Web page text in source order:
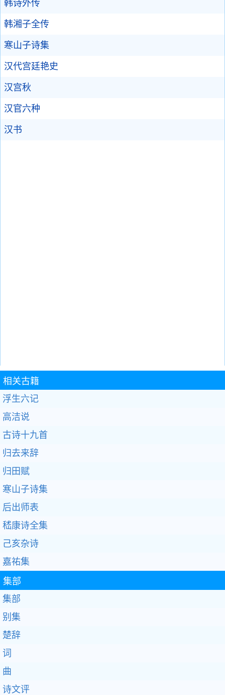
韩诗外传
韩湘子全传
寒山子诗集
汉代宫廷艳史
汉宫秋
汉官六种
汉书
相关古籍
浮生六记
高洁说
古诗十九首
归去来辞
归田赋
寒山子诗集
后出师表
嵇康诗全集
己亥杂诗
嘉祐集
集部
集部
别集
楚辞
词
曲
诗文评